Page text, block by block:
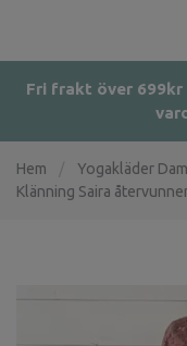
Fri frakt över
Hem Yogakläder Dam
Klänning Saira